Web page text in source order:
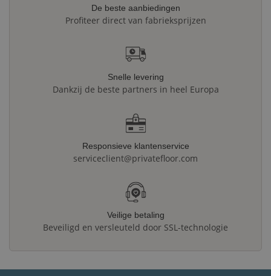
De beste aanbiedingen
Profiteer direct van fabrieksprijzen
Snelle levering
Dankzij de beste partners in heel Europa
Responsieve klantenservice
serviceclient@privatefloor.com
Veilige betaling
Beveiligd en versleuteld door SSL-technologie